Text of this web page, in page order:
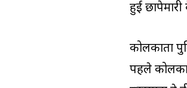
हुई
कोलकाता
पहले